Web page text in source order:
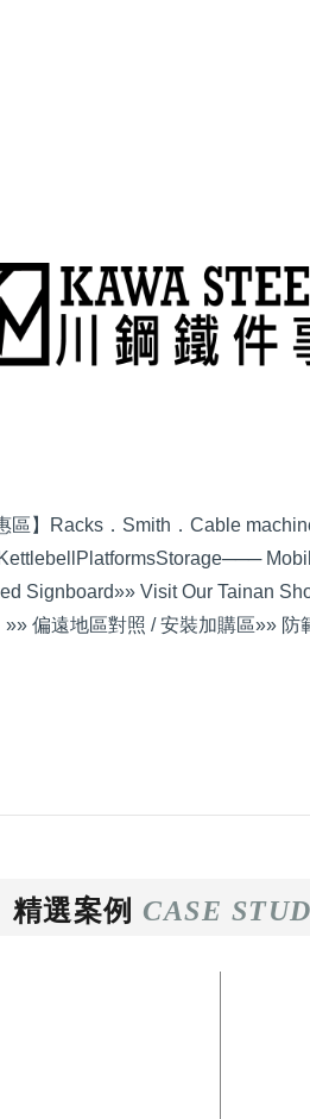
區】 Racks．Smith．Cable
PlatformsStorage───
Signboard»» Visit Our Tainan
»» 偏遠地區對照 / 安裝加購區»» 防
精選案例 CASE STUD